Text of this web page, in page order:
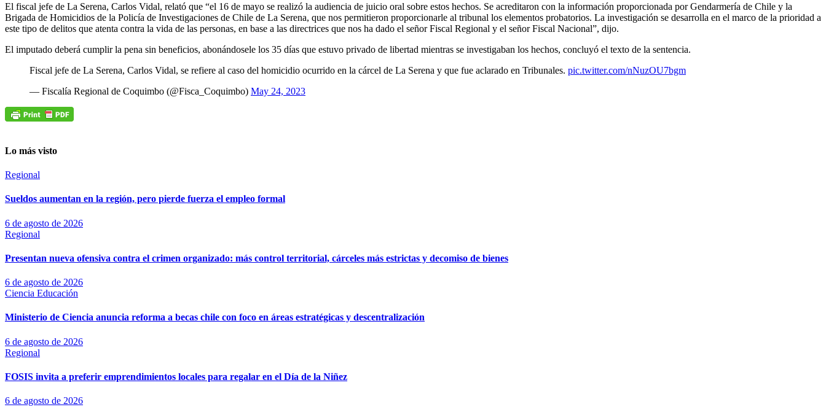
El fiscal jefe de La Serena, Carlos Vidal, relató que “el 16 de mayo se realizó la audiencia de juicio oral sobre estos hechos. Se acreditaron con la información proporcionada por Gendarmería de Chile y la
Brigada de Homicidios de la Policía de Investigaciones de Chile de La Serena, que nos permitieron proporcionarle al tribunal los elementos probatorios. La investigación se desarrolla en el marco de la prioridad a
este tipo de delitos que atenta contra la vida de las personas, en base a las directrices que nos ha dado el señor Fiscal Regional y el señor Fiscal Nacional”, dijo.
El imputado deberá cumplir la pena sin beneficios, abonándosele los 35 días que estuvo privado de libertad mientras se investigaban los hechos, concluyó el texto de la sentencia.
Fiscal jefe de La Serena, Carlos Vidal, se refiere al caso del homicidio ocurrido en la cárcel de La Serena y que fue aclarado en Tribunales. pic.twitter.com/nNuzOU7bgm
— Fiscalía Regional de Coquimbo (@Fisca_Coquimbo) May 24, 2023
Lo más visto
Regional
Sueldos aumentan en la región, pero pierde fuerza el empleo formal
6 de agosto de 2026
Regional
Presentan nueva ofensiva contra el crimen organizado: más control territorial, cárceles más estrictas y decomiso de bienes
6 de agosto de 2026
Ciencia Educación
Ministerio de Ciencia anuncia reforma a becas chile con foco en áreas estratégicas y descentralización
6 de agosto de 2026
Regional
FOSIS invita a preferir emprendimientos locales para regalar en el Día de la Niñez
6 de agosto de 2026